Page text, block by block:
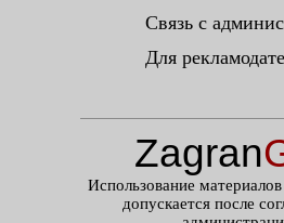
Связь с
Для
Zagran
Использование
допускается после